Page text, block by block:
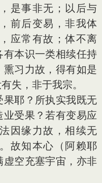
是事非无；以后与
前后变易，非我体
应常有故；体不离
有本识一类相续任持
习力故，得有如是
失，非于我宗。
耶？所执实我既无
受果？若有变易应
因缘力故，相续无
故知本心（阿赖耶
空充塞宇宙，亦非